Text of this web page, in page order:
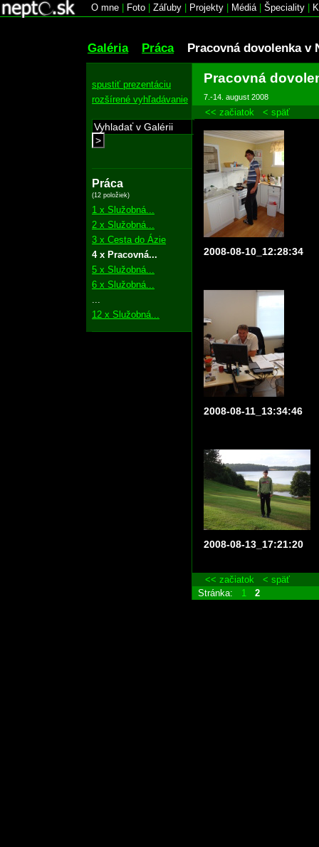
O mne Foto Záľuby Projekty Médiá| Špeciality
Galéria Práca Pracovná dovolenka v
spustiť prezentáciu
rozšírené vyhľadávanie
>
Práca
(12 položiek)
1 x Služobná...
2 x Služobná...
3 x Cesta do Ázie
4 x Pracovná...
5 x Služobná...
6 x Služobná...
12 x Služobná...
Pracovná
7.-14. august 2008
<< začiatok < späť
2008-08-10_12:28:34
2008-08-11_13:34:46
2008-08-13_17:21:20
<< začiatok
< späť
Stránka:
1 2